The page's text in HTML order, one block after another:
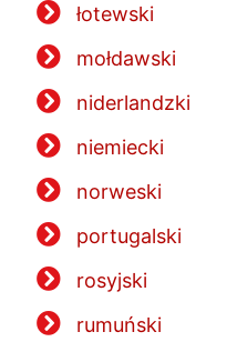
łotewski
mołdawski
niderlandzki
niemiecki
norweski
portugalski
rosyjski
rumuński